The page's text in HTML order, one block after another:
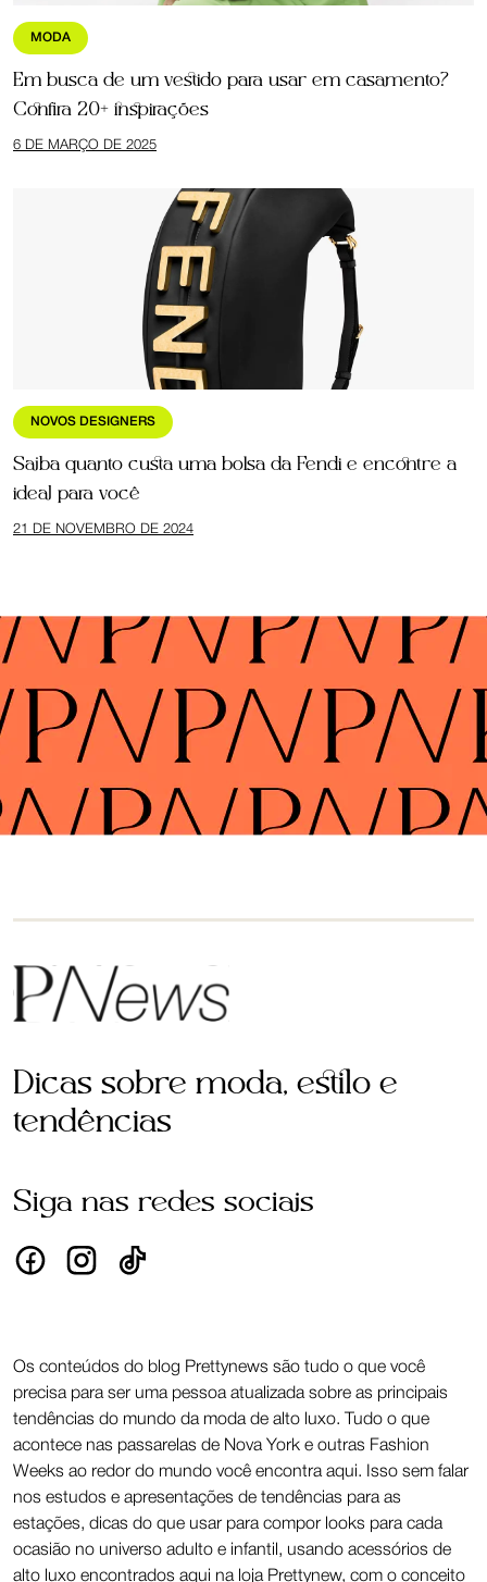
MODA
Em busca de um vestido para usar em casamento?
Confira 20+ inspirações
6 DE MARÇO DE 2025
NOVOS DESIGNERS
Saiba quanto custa uma bolsa da Fendi e encontre a
ideal para você
21 DE NOVEMBRO DE 2024
Dicas sobre moda, estilo e
tendências
Siga nas redes sociais
Os conteúdos do blog Prettynews são tudo o que você
precisa para ser uma pessoa atualizada sobre as principais
tendências do mundo da moda de alto luxo. Tudo o que
acontece nas passarelas de Nova York e outras Fashion
Weeks ao redor do mundo você encontra aqui. Isso sem falar
nos estudos e apresentações de tendências para as
estações, dicas do que usar para compor looks para cada
ocasião no universo adulto e infantil, usando acessórios de
alto luxo encontrados aqui na loja Prettynew, com o conceito